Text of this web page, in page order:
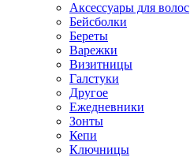
Аксессуары для волос
Бейсболки
Береты
Варежки
Визитницы
Галстуки
Другое
Ежедневники
Зонты
Кепи
Ключницы